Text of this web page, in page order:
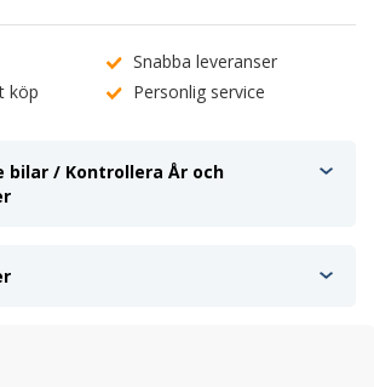
Snabba leveranser
köp
Personlig service
bilar / Kontrollera År och